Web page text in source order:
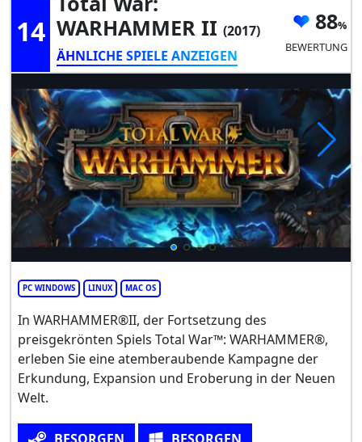
14 WARHAMMER II (2017)
ÄHNLICHE SPIELE ANZEIGEN
88
BEWERTUNG
PC WINDOWS LINUX MAC OS
In WARHAMMER®II, der Fortsetzung des
preisgekrönten Spiels Total War™: WARHAMMER®,
erleben Sie eine atemberaubende Kampagne der
Erkundung, Expansion und Eroberung in der Neuen
Welt.